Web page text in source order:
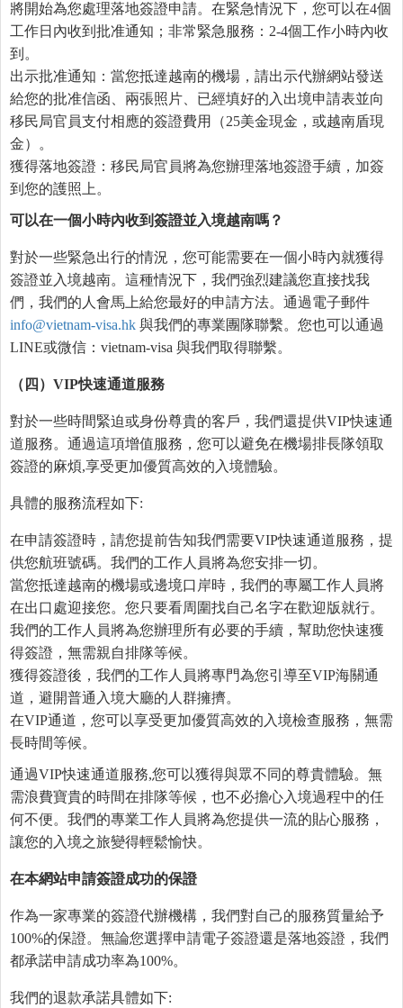
將開始為您處理落地簽證申請。在緊急情況下，您可以在4個
工作日內收到批准通知；非常緊急服務：2-4個工作小時內收
到。
出示批准通知：當您抵達越南的機場，請出示代辦網站發送
給您的批准信函、兩張照片、已經填好的入出境申請表並向
移民局官員支付相應的簽證費用（25美金現金，或越南盾現
金）。
獲得落地簽證：移民局官員將為您辦理落地簽證手續，加簽
到您的護照上。
可以在一個小時內收到簽證並入境越南嗎 ？
對於一些緊急出行的情況，您可能需要在一個小時內就獲得
簽證並入境越南。這種情況下，我們強烈建議您直接找我
們，我們的人會馬上給您最好的申請方法。通過電子郵件
info@vietnam-visa.hk 與我們的專業團隊聯繫。您也可以通過
LINE或微信：vietnam-visa 與我們取得聯繫。
（四） VIP快速通道服務
對於一些時間緊迫或身份尊貴的客戶，我們還提供VIP快速通
道服務。通過這項增值服務，您可以避免在機場排長隊領取
簽證的麻煩,享受更加優質高效的入境體驗。
具體的服務流程如下:
在申請簽證時，請您提前告知我們需要VIP快速通道服務，提
供您航班號碼。我們的工作人員將為您安排一切。
當您抵達越南的機場或邊境口岸時，我們的專屬工作人員將
在出口處迎接您。您只要看周圍找自己名字在歡迎版就行。
我們的工作人員將為您辦理所有必要的手續，幫助您快速獲
得簽證，無需親自排隊等候。
獲得簽證後，我們的工作人員將專門為您引導至VIP海關通
道，避開普通入境大廳的人群擁擠。
在VIP通道，您可以享受更加優質高效的入境檢查服務，無需
長時間等候。
通過VIP快速通道服務,您可以獲得與眾不同的尊貴體驗。無
需浪費寶貴的時間在排隊等候，也不必擔心入境過程中的任
何不便。我們的專業工作人員將為您提供一流的貼心服務，
讓您的入境之旅變得輕鬆愉快。
在本網站申請簽證成功的保證
作為一家專業的簽證代辦機構，我們對自己的服務質量給予
100%的保證。無論您選擇申請電子簽證還是落地簽證，我們
都承諾申請成功率為100%。
我們的退款承諾具體如下: